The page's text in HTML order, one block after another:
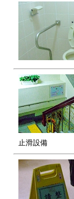
止滑設備